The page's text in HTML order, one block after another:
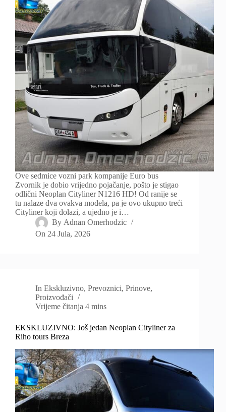
Ove sedmice vozni park kompanije Euro bus
Zvornik je dobio vrijedno pojačanje, pošto je stigao
odlični Neoplan Cityliner N1216 HD! Od ranije se
tu nalaze dva ovakva modela, pa je ovo ukupno treći
Cityliner koji dolazi, a ujedno je i…
By Adnan Omerhodzic
On 24 Jula, 2026
In Ekskluzivno,Prevoznici,Prinove,
Proizvođači
Vrijeme čitanja 4 mins
EKSKLUZIVNO: Još jedan Neoplan Cityliner za
Riho tours Breza